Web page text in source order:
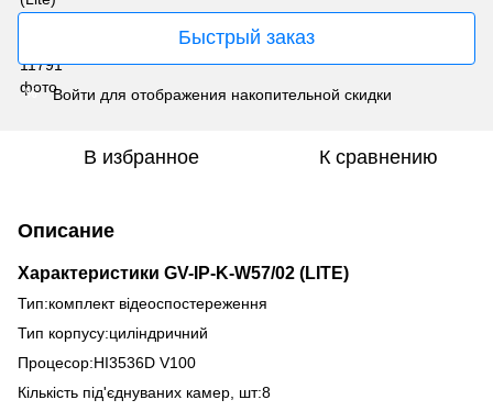
Быстрый заказ
% Войти для отображения накопительной скидки
В избранное К сравнению
Описание
Характеристики GV-IP-K-W57/02 (LITE)
Тип:комплект відеоспостереження
Тип корпусу:циліндричний
Процесор:HI3536D V100
Кількість під'єднуваних камер, шт:8